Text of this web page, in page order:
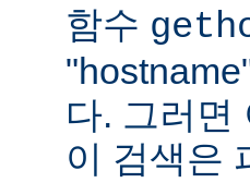
함수
다. 그러면
이 검색은